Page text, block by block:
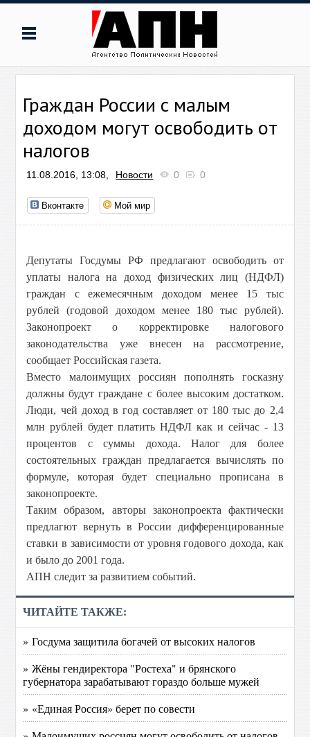
Граждан России с малым
доходом могут освободить от
налогов
11.08.2016, 13:08, Новости 0 0
Вконтакте Мой мир
Депутаты Госдумы РФ предлагают освободить от
уплаты налога на доход физических лиц (НДФЛ)
граждан с ежемесячным доходом менее 15 тыс
рублей (годовой доходом менее 180 тыс рублей).
Законопроект о корректировке налогового
законодательства уже внесен на рассмотрение,
сообщает Российская газета.
Вместо малоимущих россиян пополнять госказну
должны будут граждане с более высоким достатком.
Люди, чей доход в год составляет от 180 тыс до 2,4
млн рублей будет платить НДФЛ как и сейчас - 13
процентов с суммы дохода. Налог для более
состоятельных граждан предлагается вычислять по
формуле, которая будет специально прописана в
законопроекте.
Таким образом, авторы законопроекта фактически
предлагют вернуть в России дифференцированные
ставки в зависимости от уровня годового дохода, как
и было до 2001 года.
АПН следит за развитием событий.
ЧИТАЙТЕ ТАКЖЕ:
» Госдума защитила богачей от высоких налогов
» Жёны гендиректора "Ростеха" и брянского
губернатора зарабатывают гораздо больше мужей
» «Единая Россия» берет по совести